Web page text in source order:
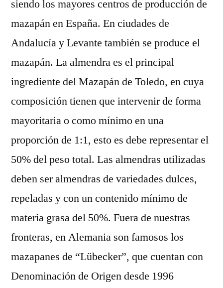
siendo los mayores centros de producción de
mazapán en España. En ciudades de
Andalucía y Levante también se produce el
mazapán. La almendra es el principal
ingrediente del Mazapán de Toledo, en cuya
composición tienen que intervenir de forma
mayoritaria o como mínimo en una
proporción de 1:1, esto es debe representar el
50% del peso total. Las almendras utilizadas
deben ser almendras de variedades dulces,
repeladas y con un contenido mínimo de
materia grasa del 50%. Fuera de nuestras
fronteras, en Alemania son famosos los
mazapanes de “Lübecker”, que cuentan con
Denominación de Origen desde 1996